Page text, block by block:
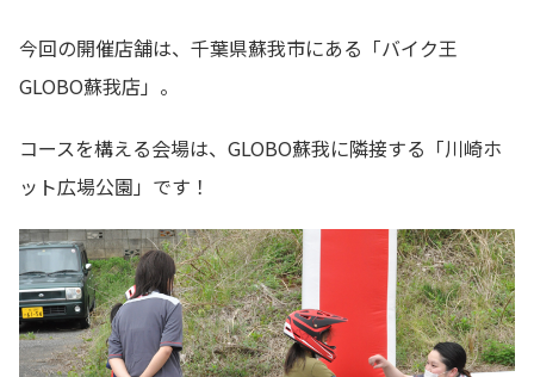
今回の開催店舗は、千葉県蘇我市にある「バイク王
GLOBO蘇我店」。
コースを構える会場は、GLOBO蘇我に隣接する「川崎ホ
ット広場公園」です！